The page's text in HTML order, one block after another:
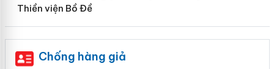
Thiền viện Bồ Đề
Chống hàng giả